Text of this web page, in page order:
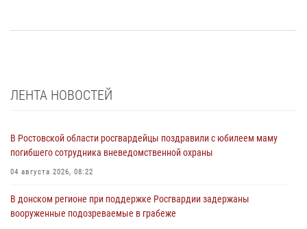
ЛЕНТА НОВОСТЕЙ
В Ростовской области росгвардейцы поздравили с юбилеем маму
погибшего сотрудника вневедомственной охраны
04 августа 2026, 08:22
В донском регионе при поддержке Росгвардии задержаны
вооруженные подозреваемые в грабеже